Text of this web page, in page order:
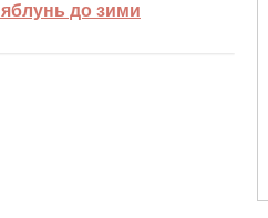
яблунь до зими